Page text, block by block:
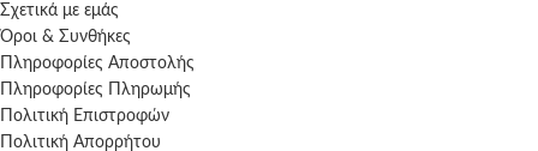
Σχετικά με εμάς
Όροι & Συνθήκες
Πληροφορίες Αποστολής
Πληροφορίες Πληρωμής
Πολιτική Επιστροφών
Πολιτική Απορρήτου